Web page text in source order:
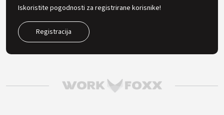
Iskoristite pogodnosti za registrirane korisnike!
Registracija